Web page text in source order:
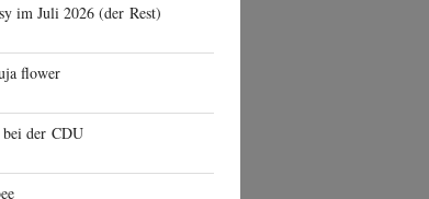
im Juli 2026 (der Rest)
flower
bei der CDU